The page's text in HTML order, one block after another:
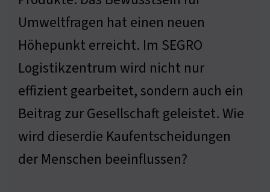
Umweltfragen hat einen neuen
Höhepunkt erreicht. Im SEGRO
Logistikzentrum wird nicht nur
effizient gearbeitet, sondern auch ein
Beitrag zur Gesellschaft geleistet. Wie
wird dieserdie Kaufentscheidungen
der Menschen beeinflussen?